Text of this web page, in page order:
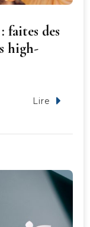
faites des
high-
Lire